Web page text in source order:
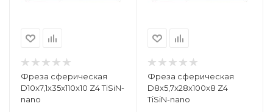
Фреза сферическая
D10x7,1x35x110x10 Z4 TiSiN-
nano
Фреза сферическая
D8x5,7x28x100x8 Z4
TiSiN-nano